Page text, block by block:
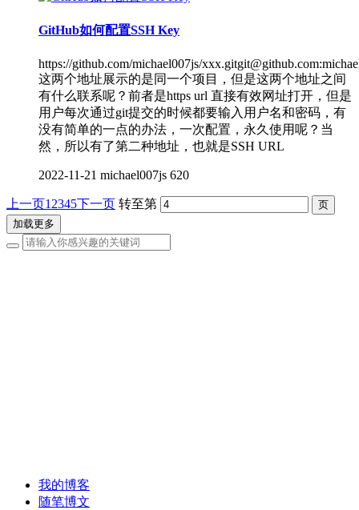
GitHub如何配置SSH Key
https://github.com/michael007js/
这两个地址展示的是同一个项目，但是这两个地址之间
有什么联系呢？前者是https url 直接有效网址打开，但是
用户每次通过git提交的时候都要输入用户名和密码，有
没有简单的一点的办法，一次配置，永久使用呢？当
然，所以有了第二种地址，也就是SSH URL
2022-11-21 michael007js 620
上一页1 2345下一页 转至第
加载更多
我的博客
随笔博文